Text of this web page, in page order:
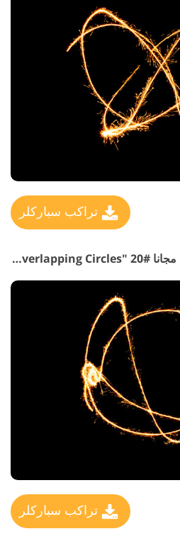
تراكب سباركلر
تراكب سباركلر بالفوتوشوب مجانا #20 "Overlapping Circles"
تراكب سباركلر